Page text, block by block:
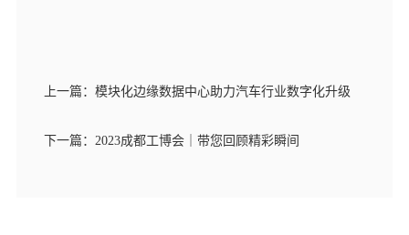
上一篇：模块化边缘数据中心助力汽车行业数字化升级
下一篇：2023成都工博会｜带您回顾精彩瞬间